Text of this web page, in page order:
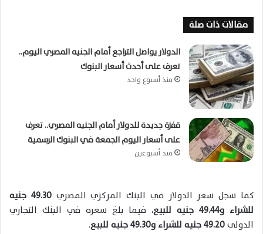
مقالات ذات صلة
الدولار يواصل التراجع أمام الجنيه المصري اليوم..
تعرف على أحدث أسعار البنوك
منذ أسبوع واحد
قفزة جديدة للدولار أمام الجنيه المصري.. تعرف
على أسعار اليوم الجمعة في البنوك الرسمية
منذ أسبوعين
كما سجل سعر الدولار في البنك المركزي المصري
49.30 جنيه
للشراء و49.44 جنيه للبيع
، فيما بلغ سعره في البنك التجاري
الدولي49.20 جنيه للشراء و49.30 جنيه للبيع .